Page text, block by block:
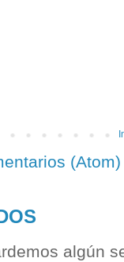
(Atom)
algún